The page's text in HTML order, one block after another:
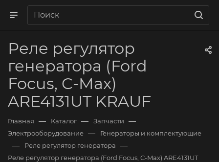
Реле регулятор
генератора (Ford
Focus, C-Max)
ARE4131UT KRAUF
Главная — Каталог — Запчасти —
Электрооборудование — Генераторы и комплектующие
— Реле регулятор генератора —
Реле регулятор генератора (Ford Focus, C-Max) ARE4131UT